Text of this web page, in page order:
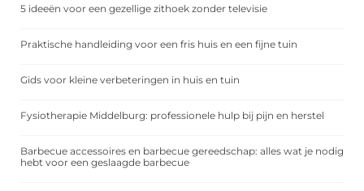
5 ideeën voor een gezellige zithoek zonder televisie
Praktische handleiding voor een fris huis en een fijne tuin
Gids voor kleine verbeteringen in huis en tuin
Fysiotherapie Middelburg: professionele hulp bij pijn en herstel
Barbecue accessoires en barbecue gereedschap: alles wat je nodig
hebt voor een geslaagde barbecue